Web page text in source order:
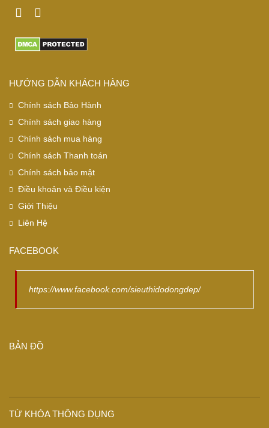
HƯỚNG DẪN KHÁCH HÀNG
Chính sách Bảo Hành
Chính sách giao hàng
Chính sách mua hàng
Chính sách Thanh toán
Chính sách bảo mật
Điều khoản và Điều kiện
Giới Thiệu
Liên Hệ
FACEBOOK
https://www.facebook.com/sieuthidodongdep/
BẢN ĐỒ
TỪ KHÓA THÔNG DỤNG